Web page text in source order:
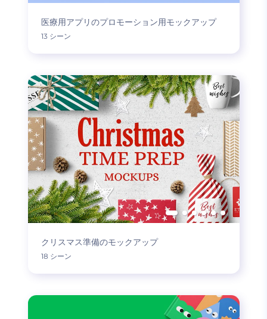
医療用アプリのプロモーション用モックアップ
13 シーン
クリスマス準備のモックアップ
18 シーン